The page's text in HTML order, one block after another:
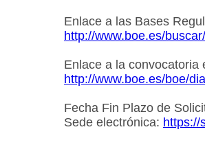
Enlace a las Bases
http://www.boe.es/
Enlace a la convocatoria
http://www.boe.es/boe/
Fecha Fin Plazo de
Sede electrónica: https://